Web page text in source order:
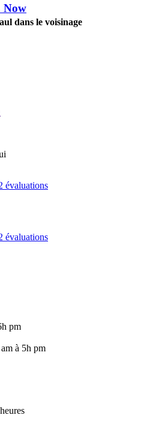
Now
dans le voisinage
évaluations
évaluations
pm
à 5h pm